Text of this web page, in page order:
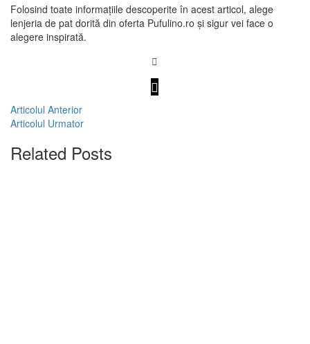
Folosind toate informațiile descoperite în acest articol, alege
lenjeria de pat dorită din oferta Pufulino.ro și sigur vei face o
alegere inspirată.
Articolul Anterior
Articolul Urmator
Related Posts